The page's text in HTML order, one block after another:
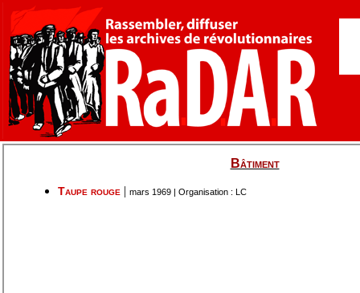
Bâtiment
Taupe rouge | mars 1969 | Organisation : LC